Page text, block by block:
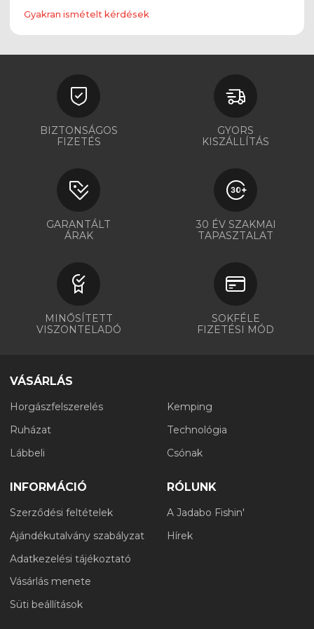
Gyakran ismételt kérdések
BIZTONSÁGOS
FIZETÉS
GYORS
KISZÁLLÍTÁS
GARANTÁLT
ÁRAK
30 ÉV SZAKMAI
TAPASZTALAT
MINŐSÍTETT
VISZONTELADÓ
SOKFÉLE
FIZETÉSI MÓD
VÁSÁRLÁS
Horgászfelszerelés
Ruházat
Lábbeli
Kemping
Technológia
Csónak
INFORMÁCIÓ
Szerződési feltételek
Ajándékutalvány szabályzat
Adatkezelési tájékoztató
Vásárlás menete
Süti beállítások
RÓLUNK
A Jadabo Fishin'
Hírek